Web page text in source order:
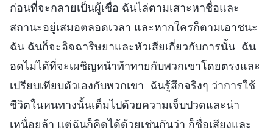
ก่อนที่จะกลายเป็นผู้เชื่อ ฉันไล่ตามเสาะหาชื่อและ
สถานะอยู่เสมอตลอดเวลา และหากใครก็ตามเอาชนะ
ฉัน ฉันก็จะอิจฉาริษยาและหัวเสียเกี่ยวกับการนั้น ฉัน
อดไม่ได้ที่จะเผชิญหน้าท้าทายกับพวกเขาโดยตรงและ
เปรียบเทียบตัวเองกับพวกเขา ฉันรู้สึกจริงๆ ว่าการใช้
ชีวิตในหนทางนั้นเต็มไปด้วยความเจ็บปวดและน่า
เหนื่อยล้า แต่ฉันก็คิดได้ด้วยเช่นกันว่า ก็ชื่อเสียงและ